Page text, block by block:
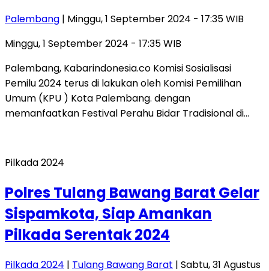
Palembang | Minggu, 1 September 2024 - 17:35 WIB
Minggu, 1 September 2024 - 17:35 WIB
Palembang, Kabarindonesia.co Komisi Sosialisasi
Pemilu 2024 terus di lakukan oleh Komisi Pemilihan
Umum (KPU ) Kota Palembang. dengan
memanfaatkan Festival Perahu Bidar Tradisional di…
Pilkada 2024
Polres Tulang Bawang Barat Gelar
Sispamkota, Siap Amankan
Pilkada Serentak 2024
Pilkada 2024 | Tulang Bawang Barat | Sabtu, 31 Agustus